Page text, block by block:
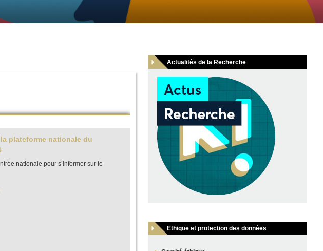
plateforme nationale du
nationale pour s’informer sur le
Actualités de la Recherche
Ethique et protection des données